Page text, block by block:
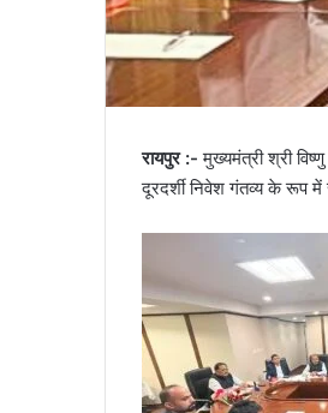
रायपुर :-मुख्यमंत्री श्री
दूरदर्शी निवेश गंतव्य के रूप